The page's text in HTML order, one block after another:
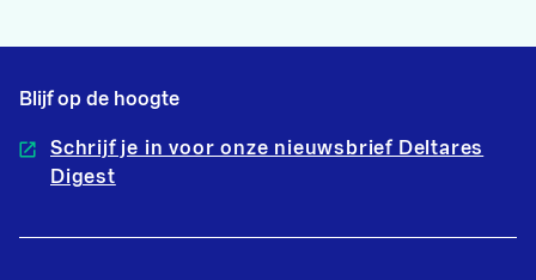
Blijf op de hoogte
Schrijf je in voor onze nieuwsbrief Deltares
Digest